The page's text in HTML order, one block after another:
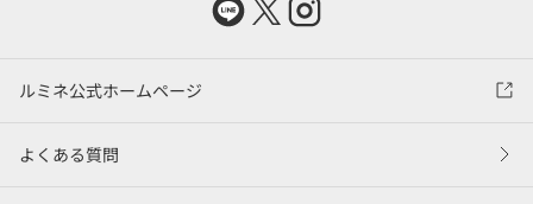
ルミネ公式ホームページ
よくある質問